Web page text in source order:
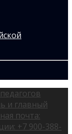
и главный
почта:
+7 900-388-